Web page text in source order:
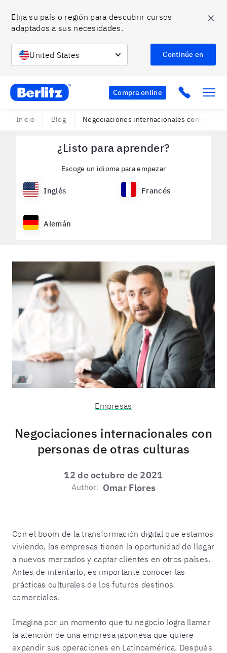
Elija su país o región para descubrir cursos
adaptados a sus necesidades.
United States Continúe en
✕
Berlitz CO Compra online Click to
Inicio Blog Negociaciones internacionales con
¿Listo para aprender?
Escoge un idioma para empezar
Inglés Francés
Alemán
Empresas
Negociaciones internacionales con
personas de otras culturas
12 de octubre de 2021
Author: Omar Flores
Con el boom de la transformación digital que estamos
viviendo, las empresas tienen la oportunidad de llegar
a nuevos mercados y captar clientes en otros países.
Antes de intentarlo, es importante conocer las
prácticas culturales de los futuros destinos
comerciales.
Imagina por un momento que tu negocio logra llamar
la atención de una empresa japonesa que quiere
expandir sus operaciones en Latinoamérica. Después